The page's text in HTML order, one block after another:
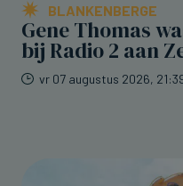
BLANKENBERGE
Gene Thomas
bij Radio 2 aan
vr 07 augustus 2026,